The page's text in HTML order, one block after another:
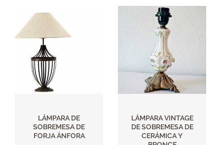
LÁMPARA DE
SOBREMESA DE
FORJA ÁNFORA
LÁMPARA VINTAGE
DE SOBREMESA DE
CERÁMICA Y